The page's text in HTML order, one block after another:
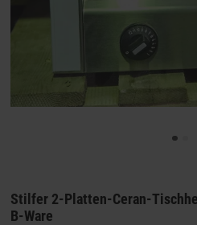
Stilfer 2-Platten-Ceran-
B-Ware